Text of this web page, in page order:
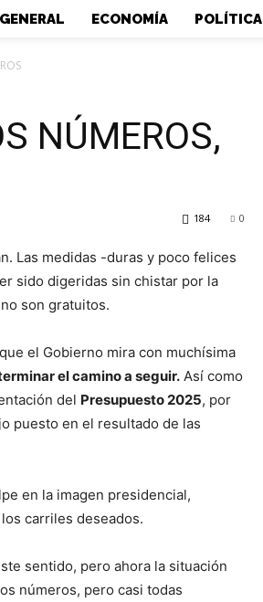
ECONOMÍA POLÍTICA
NÚMEROS,
0
184
Las medidas -duras y poco felices
sido digeridas sin chistar por la
son gratuitos.
el Gobierno mira con muchísima
el camino a seguir. Así como
del Presupuesto 2025, por
puesto en el resultado de las
en la imagen presidencial,
carriles deseados.
sentido, pero ahora la situación
números, pero casi todas